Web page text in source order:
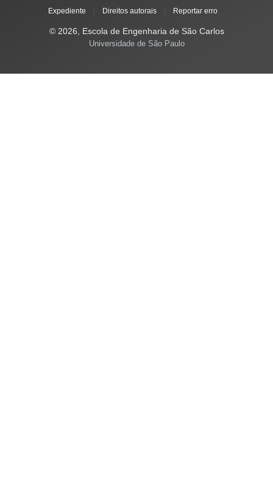
Expediente Direitos autorais Reportar erro
© 2026, Escola de Engenharia de São Carlos
Universidade de São Paulo